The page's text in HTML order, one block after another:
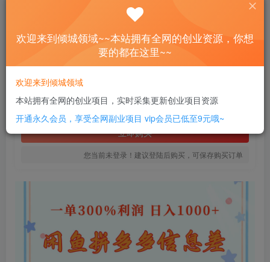
闲鱼配合拼多多信息差玩法 一单300%利润 日入1000+ 平台不倒长期稳定
此内容为付费资源，请付费后查看
SVIP全站会员 免费
立即购买
您当前未登录！建议登陆后购买，可保存购买订单
欢迎来到倾城领域~~本站拥有全网的创业资源，你想
要的都在这里~~
欢迎来到倾城领域
本站拥有全网的创业项目，实时采集更新创业项目资源
开通永久会员，享受全网副业项目 vip会员已低至9元哦~